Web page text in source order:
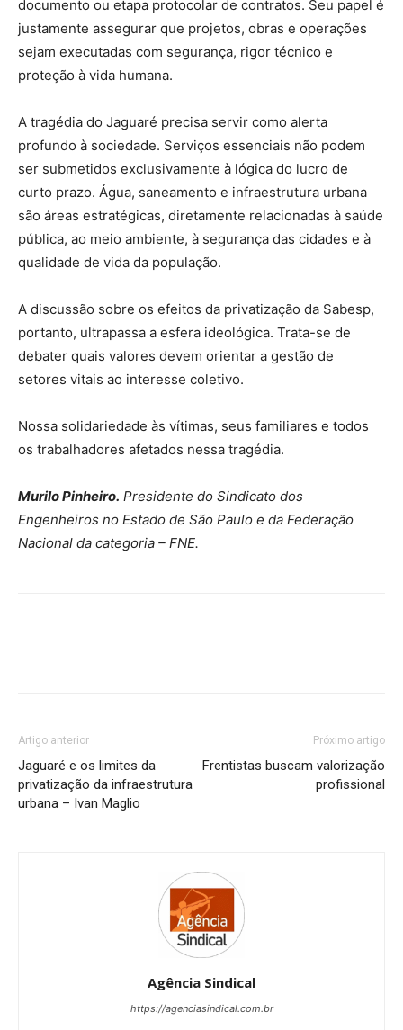
documento ou etapa protocolar de contratos. Seu papel é
justamente assegurar que projetos, obras e operações
sejam executadas com segurança, rigor técnico e
proteção à vida humana.
A tragédia do Jaguaré precisa servir como alerta
profundo à sociedade. Serviços essenciais não podem
ser submetidos exclusivamente à lógica do lucro de
curto prazo. Água, saneamento e infraestrutura urbana
são áreas estratégicas, diretamente relacionadas à saúde
pública, ao meio ambiente, à segurança das cidades e à
qualidade de vida da população.
A discussão sobre os efeitos da privatização da Sabesp,
portanto, ultrapassa a esfera ideológica. Trata-se de
debater quais valores devem orientar a gestão de
setores vitais ao interesse coletivo.
Nossa solidariedade às vítimas, seus familiares e todos
os trabalhadores afetados nessa tragédia.
Murilo Pinheiro. Presidente do Sindicato dos
Engenheiros no Estado de São Paulo e da Federação
Nacional da categoria – FNE.
Artigo anterior
Jaguaré e os limites da
privatização da infraestrutura
urbana – Ivan Maglio
Próximo artigo
Frentistas buscam valorização
profissional
Agência Sindical
https://agenciasindical.com.br